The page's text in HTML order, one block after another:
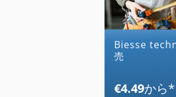
biesse techno を即時に販
売
€4.49から*